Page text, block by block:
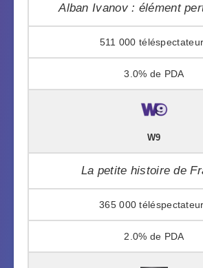
Alban Ivanov : élément
511 000
3.0%
W9
La petite histoire de
365 000
2.0%